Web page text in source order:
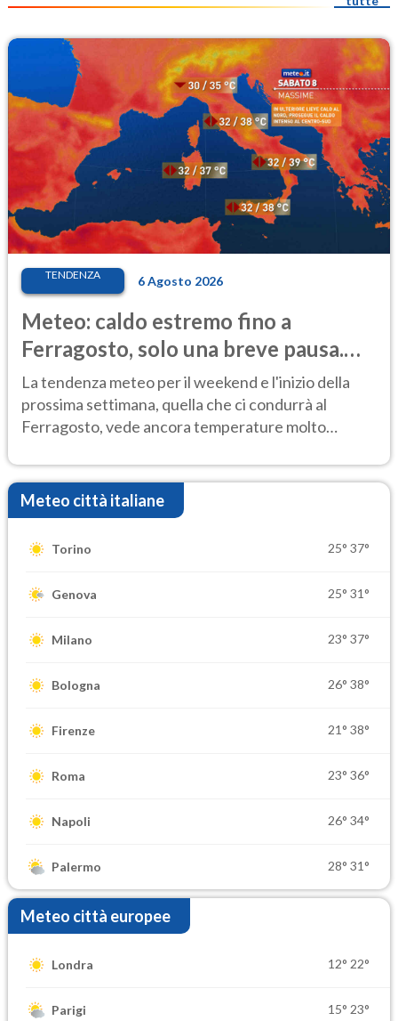
TENDENZA 6 Agosto 2026
Meteo: caldo estremo fino a
Ferragosto, solo una breve pausa.
Ecco dove
La tendenza meteo per il weekend e l'inizio della
prossima settimana, quella che ci condurrà al
Ferragosto, vede ancora temperature molto
Meteo città italiane
Torino 25° 37°
Genova 25° 31°
Milano 23° 37°
Bologna 26° 38°
Firenze 21° 38°
Roma 23° 36°
Napoli 26° 34°
Palermo 28° 31°
Meteo città europee
Londra 12° 22°
Parigi 15° 23°